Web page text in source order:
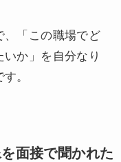
、「この職場でど
か」を自分なり
。
面接で聞かれた